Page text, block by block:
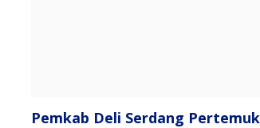
Pemkab Deli Serdang